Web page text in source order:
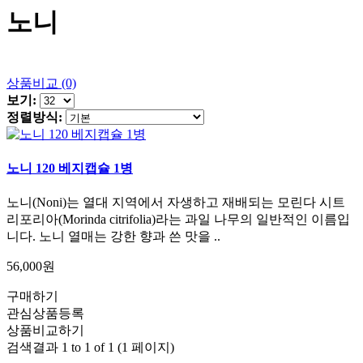
노니
상품비교 (0)
보기:
정렬방식:
노니 120 베지캡슐 1병
노니(Noni)는 열대 지역에서 자생하고 재배되는 모린다 시트
리포리아(Morinda citrifolia)라는 과일 나무의 일반적인 이름입
니다. 노니 열매는 강한 향과 쓴 맛을 ..
56,000원
구매하기
관심상품등록
상품비교하기
검색결과 1 to 1 of 1 (1 페이지)